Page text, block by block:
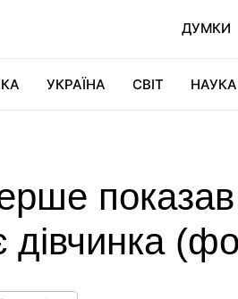
ДУМКИ
УКРАЇНА СВІТ НАУКА